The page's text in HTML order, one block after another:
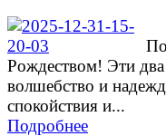
Рождеством! Эти
волшебство и
спокойствия и...
Подробнее